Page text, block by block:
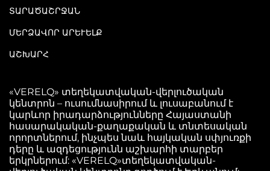
ՏԱՐԱԾԱՇՐՋԱՆ
ՄԵՐՁԱՎՈՐ ԱՐԵՒԵԼՔ
ԱՇԽԱՐՀ
«VERELQ» տեղեկատվական-վերլուծական
կենտրոն – ուսումնասիրում և լուսաբանում է
կարևոր իրադարձությունները Հայաստանի
հասարակական-քաղաքական և տնտեսական
որորտներում, ինչպես նաև հայկական սփյուռքի
դերը և ազդեցությունն աշխարհի տարբեր
երկրներում: «VERELQ»տեղեկատվական-